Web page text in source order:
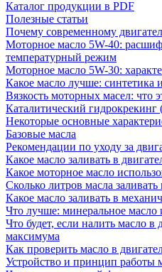
Каталог продукции в PDF
Полезные статьи
Почему современному
Моторное масло 5W-40:
температурный режим
Моторное масло 5W-30:
Какое масло лучше: синтетика
Вязкость моторных масел: что
Каталитический
Некоторые основные
Базовые масла
Рекомендации по уходу за
Какое масло заливать в
Какое моторное масло
Сколько литров масла заливать
Какое масло заливать в
Что лучше: минеральное масло
Что будет, если налить масло
максимума
Как проверить масло в
Устройство и принцип работы